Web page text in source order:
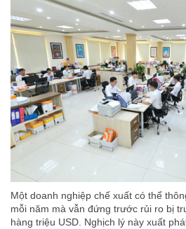
Một doanh nghiệp chế xuất có thể
mỗi năm mà vẫn đứng trước rủi ro bị
hàng triệu USD. Nghịch lý này xuất